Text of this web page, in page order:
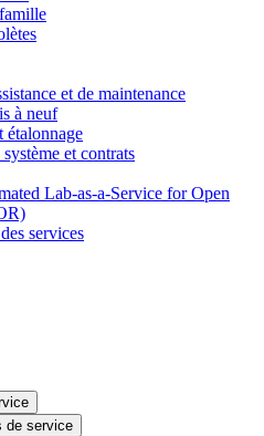
et de maintenance
à neuf
étalonnage
et contrats
Lab-as-a-Service for Open
services
de service